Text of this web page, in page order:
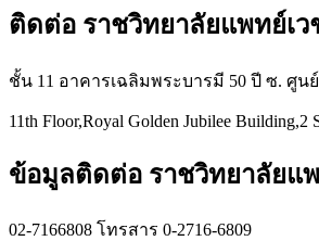
ติดต่อ ราชวิทยาลัยแพทย์เ
ชั้น 11 อาคารเฉลิมพระบารมี 50 ปี ซ. ศูน
11th Floor,Royal Golden Jubilee Building,2
ข้อมูลติดต่อ ราชวิทยาลัยแ
02-7166808 โทรสาร 0-2716-6809